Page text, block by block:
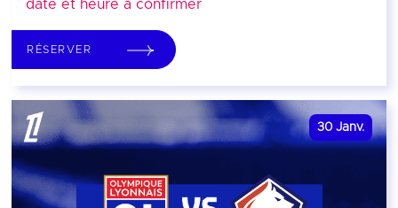
date et heure à confirmer
RÉSERVER
30 Janv.